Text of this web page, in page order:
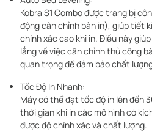
Kobra S1 Combo được trang bị
động cân chỉnh bàn in), giúp tiết
chính xác cao khi in. Điều này
lắng về việc cân chỉnh thủ công
quan trọng để đảm bảo chất
Tốc Độ In Nhanh:
Máy có thể đạt tốc độ in lên đến
thời gian khi in các mô hình có
được độ chính xác và chất lượng.